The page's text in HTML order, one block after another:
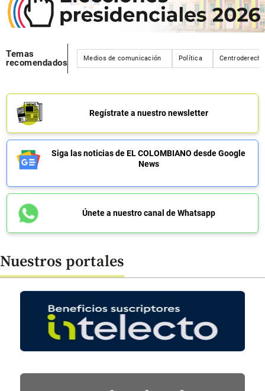
Temas
recomendados
Medios de comunicación Política Centroderecha
Regístrate a nuestro newsletter
Siga las noticias de EL COLOMBIANO desde Google
News
Únete a nuestro canal de Whatsapp
Nuestros portales